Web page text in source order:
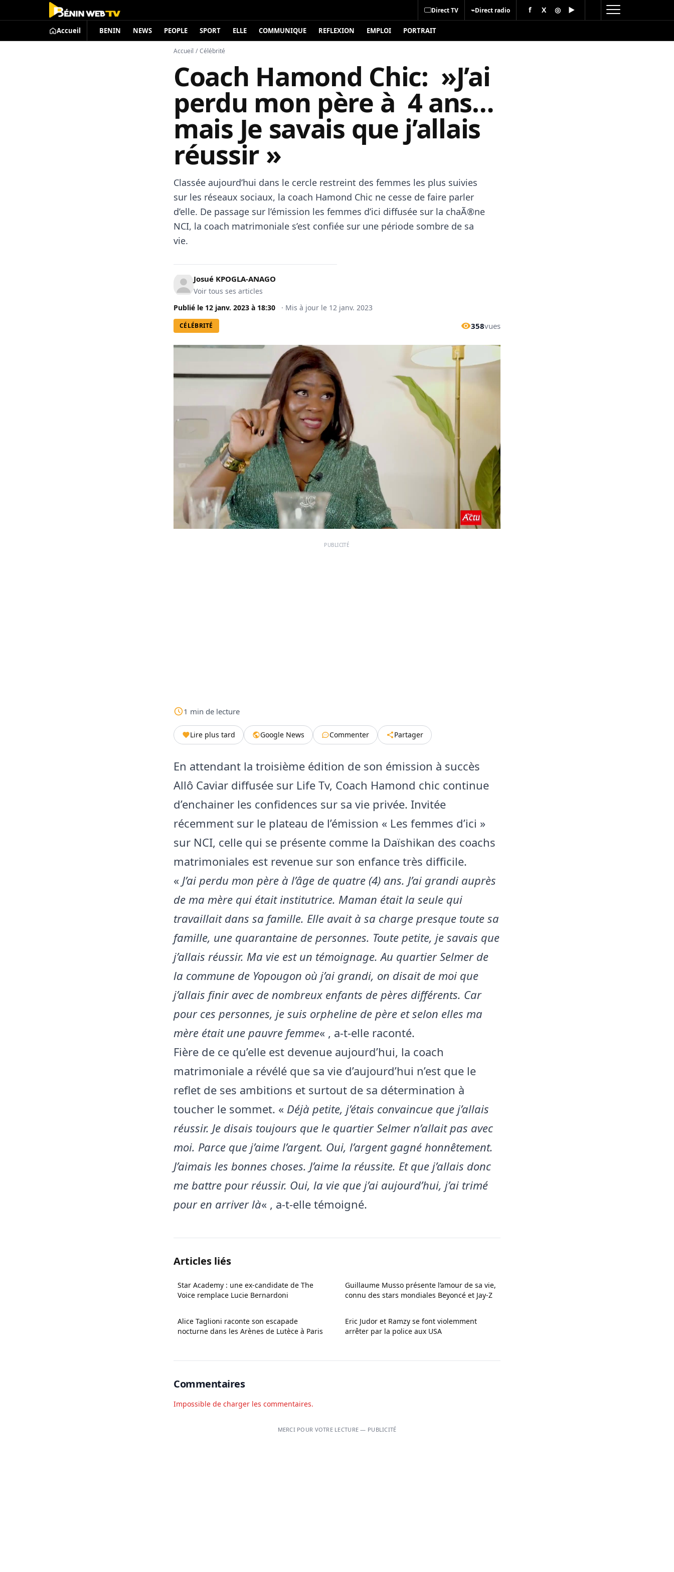
Direct TV ⌁Direct radio f X ◎ ▶
Accueil BENIN NEWS PEOPLE SPORT ELLE COMMUNIQUE REFLEXION EMPLOI PORTRAIT
Accueil / Célébrité
Coach Hamond Chic: »J’ai
perdu mon père à 4 ans…
mais Je savais que j’allais
réussir »
Classée aujourd’hui dans le cercle restreint des femmes les plus suivies
sur les réseaux sociaux, la coach Hamond Chic ne cesse de faire parler
d’elle. De passage sur l’émission les femmes d’ici diffusée sur la chaÃ®ne
NCI, la coach matrimoniale s’est confiée sur une période sombre de sa
vie.
Josué KPOGLA-ANAGO
Voir tous ses articles
Publié le 12 janv. 2023 à 18:30 · Mis à jour le 12 janv. 2023
CÉLÉBRITÉ 358vues
PUBLICITÉ
1 min de lecture
Lire plus tard Google News Commenter Partager
En attendant la troisième édition de son émission à succès
Allô Caviar diffusée sur Life Tv, Coach Hamond chic continue
d’enchainer les confidences sur sa vie privée. Invitée
récemment sur le plateau de l’émission « Les femmes d’ici »
sur NCI, celle qui se présente comme la Daïshikan des coachs
matrimoniales est revenue sur son enfance très difficile.
« J’ai perdu mon père à l’âge de quatre (4) ans. J’ai grandi auprès
de ma mère qui était institutrice. Maman était la seule qui
travaillait dans sa famille. Elle avait à sa charge presque toute sa
famille, une quarantaine de personnes. Toute petite, je savais que
j’allais réussir. Ma vie est un témoignage. Au quartier Selmer de
la commune de Yopougon où j’ai grandi, on disait de moi que
j’allais finir avec de nombreux enfants de pères différents. Car
pour ces personnes, je suis orpheline de père et selon elles ma
mère était une pauvre femme« , a-t-elle raconté.
Fière de ce qu’elle est devenue aujourd’hui, la coach
matrimoniale a révélé que sa vie d’aujourd’hui n’est que le
reflet de ses ambitions et surtout de sa détermination à
toucher le sommet. « Déjà petite, j’étais convaincue que j’allais
réussir. Je disais toujours que le quartier Selmer n’allait pas avec
moi. Parce que j’aime l’argent. Oui, l’argent gagné honnêtement.
J’aimais les bonnes choses. J’aime la réussite. Et que j’allais donc
me battre pour réussir. Oui, la vie que j’ai aujourd’hui, j’ai trimé
pour en arriver là« , a-t-elle témoigné.
Articles liés
Star Academy : une ex-candidate de The
Voice remplace Lucie Bernardoni
Guillaume Musso présente l’amour de sa vie,
connu des stars mondiales Beyoncé et Jay-Z
Alice Taglioni raconte son escapade
nocturne dans les Arènes de Lutèce à Paris
Eric Judor et Ramzy se font violemment
arrêter par la police aux USA
Commentaires
Impossible de charger les commentaires.
MERCI POUR VOTRE LECTURE — PUBLICITÉ